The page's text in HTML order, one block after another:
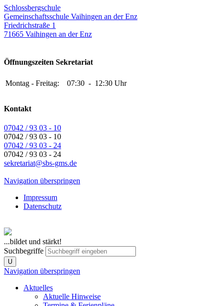
Schlossbergschule
Gemeinschaftsschule Vaihingen an der Enz
Friedrichstraße 1
71665 Vaihingen an der Enz
Öffnungszeiten Sekretariat
Montag - Freitag: 07:30 - 12:30 Uhr
Kontakt
07042 / 93 03 - 10
07042 / 93 03 - 10
07042 / 93 03 - 24
07042 / 93 03 - 24
sekretariat@sbs-gms.de
Navigation überspringen
Impressum
Datenschutz
...bildet und stärkt!
Suchbegriffe
U
Navigation überspringen
Aktuelles
Aktuelle Hinweise